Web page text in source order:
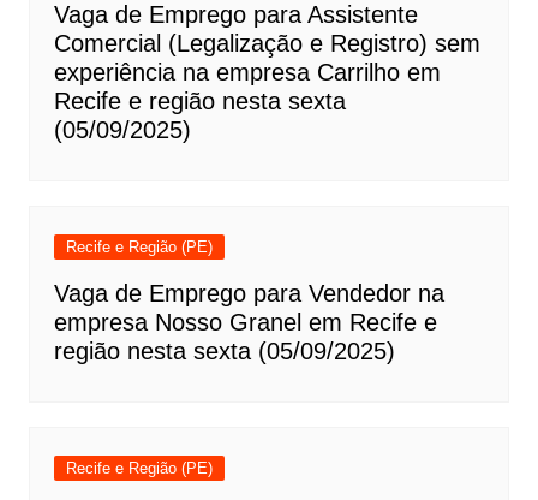
Vaga de Emprego para Assistente
Comercial (Legalização e Registro) sem
experiência na empresa Carrilho em
Recife e região nesta sexta
(05/09/2025)
Recife e Região (PE)
Vaga de Emprego para Vendedor na
empresa Nosso Granel em Recife e
região nesta sexta (05/09/2025)
Recife e Região (PE)